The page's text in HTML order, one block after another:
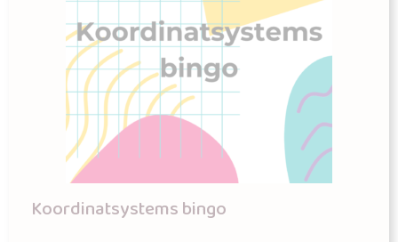
Koordinatsystems bingo